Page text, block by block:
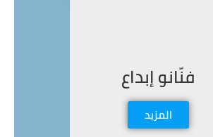
فنّانو إبداع
المزيد